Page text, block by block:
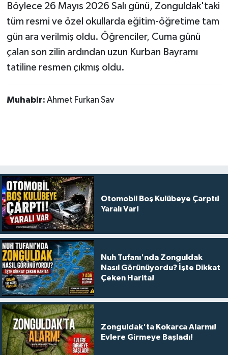
Böylece 26 Mayıs 2026 Salı günü, Zonguldak'taki
tüm resmi ve özel okullarda eğitim-öğretime tam
gün ara verilmiş oldu. Öğrenciler, Cuma günü
çalan son zilin ardından uzun Kurban Bayramı
tatiline resmen çıkmış oldu.
Muhabir: Ahmet Furkan Sav
Otomobil Boş Kulübeye Çarptı!
Yaralı Var!
Nuh Tufanı'nda Zonguldak
Nasıl Görünüyordu? İşte Dikkat
Çeken Harita!
Zonguldak'ta Kokarca Alarmı!
Evlere Girmeye Başladı!